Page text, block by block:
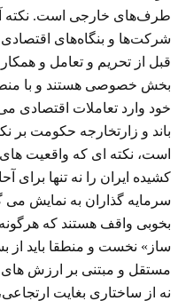
طرف‌های خارجی است. نکته
شرکت‌ها و بنگاه‌های اقتصادی
قبل از تحریم و تعامل و
بخش خصوصی هستند و با
خود وارد تعاملات اقتصادی
باند و زارتخارجه حکومت بر
است، نکته ای که واقعیت
کشیده ایران را نه تنها برای
سرمایه گذاران به نمایش می
بخوبی واقف هستند که
ساز» نخست و منطقا باید از
مستقل و مبتنی بر ارزش های
نه از ساختاری بغایت